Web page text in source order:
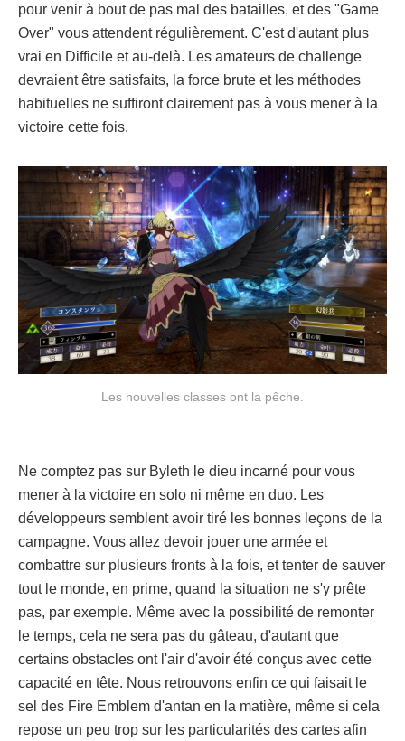
pour venir à bout de pas mal des batailles, et des "Game
Over" vous attendent régulièrement. C'est d'autant plus
vrai en Difficile et au-delà. Les amateurs de challenge
devraient être satisfaits, la force brute et les méthodes
habituelles ne suffiront clairement pas à vous mener à la
victoire cette fois.
Les nouvelles classes ont la pêche.
Ne comptez pas sur Byleth le dieu incarné pour vous
mener à la victoire en solo ni même en duo. Les
développeurs semblent avoir tiré les bonnes leçons de la
campagne. Vous allez devoir jouer une armée et
combattre sur plusieurs fronts à la fois, et tenter de sauver
tout le monde, en prime, quand la situation ne s'y prête
pas, par exemple. Même avec la possibilité de remonter
le temps, cela ne sera pas du gâteau, d'autant que
certains obstacles ont l'air d'avoir été conçus avec cette
capacité en tête. Nous retrouvons enfin ce qui faisait le
sel des Fire Emblem d'antan en la matière, même si cela
repose un peu trop sur les particularités des cartes afin